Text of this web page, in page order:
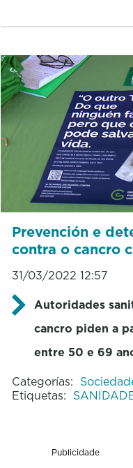
Prevención e
contra o cancro
31/03/2022 12:57
Autoridades
cancro piden a
entre 50 e 69
Categorías:
Etiquetas:
Publicidade